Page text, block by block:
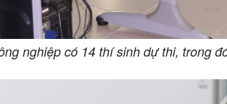
nghiệp có 14 thí sinh dự thi, trong